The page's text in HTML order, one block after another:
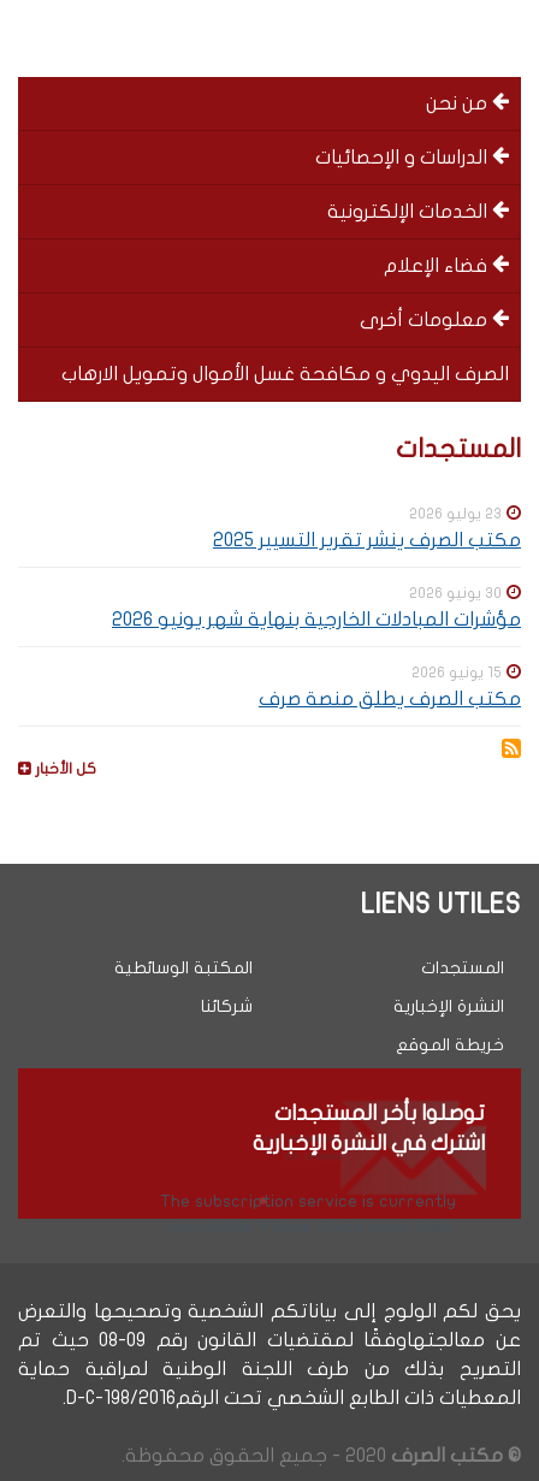
menu
left
من نحن
الدراسات و الإحصائيات
الخدمات الإلكترونية
فضاء الإعلام
معلومات أخرى
الصرف اليدوي و مكافحة غسل الأموال وتمويل الارهاب
SOUS-
Special
المستجدات
23 يوليو 2026
مكتب الصرف ينشر تقرير التسيير 2025
30 يونيو 2026
مؤشرات المبادلات الخارجية بنهاية شهر يونيو 2026
15 يونيو 2026
مكتب الصرف يطلق منصة صرف
كل الأخبار
LIENS UTILES
المستجدات
النشرة الإخبارية
خريطة الموقع
المكتبة الوسائطية
شركائنا
توصلوا بأخر المستجدات
اشترك في النشرة الإخبارية
The subscription service is currently
يحق لكم الولوج إلى بياناتكم الشخصية وتصحيحها والتعرض
عن معالجتهاوفقًا لمقتضيات القانون رقم 09-08 حيث تم
التصريح بذلك من طرف اللجنة الوطنية لمراقبة حماية
المعطيات ذات الطابع الشخصي تحت الرقمD-C-198/2016.
© مكتب الصرف